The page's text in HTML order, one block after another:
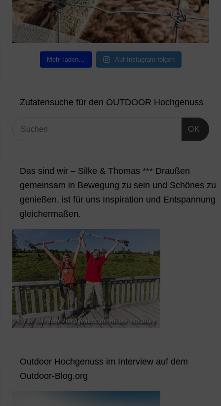
Mehr laden… Auf Instagram folgen
Zutatensuche für den OUTDOOR Hochgenuss
OK
Das sind wir – Silke & Thomas *** Draußen
gemeinsam in Bewegung zu sein und Schönes zu
genießen, ist für uns Inspiration und Entspannung
gleichermaßen.
Outdoor Hochgenuss im Interview auf dem
Outdoor-Blog.org